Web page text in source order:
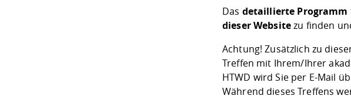
Das detaillierte Programm
dieser Websitezu finden
Achtung! Zusätzlich zu
Treffen mit Ihrem/Ihrer
HTWD wird Sie per E-Mail
Während dieses Treffens